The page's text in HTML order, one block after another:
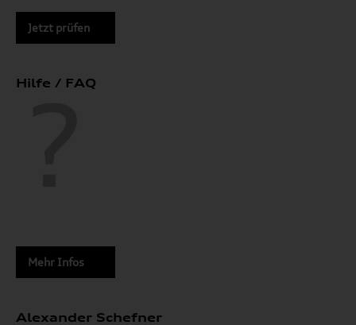
Jetzt prüfen
Hilfe / FAQ
Mehr Infos
Alexander Schefner